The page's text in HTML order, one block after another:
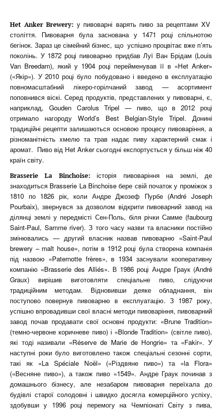
Het Anker Brewery: у пивоварні варять пиво за рецептами XV
століття. Пивоварня була заснована у 1471 році спільнотою
бегінок. Зараз це сімейний бізнес, що успішно процвітає вже п’ять
поколінь. У 1872 році пивоварню придбав Луї Ван Брідам (Louis
Van Breedam), який у 1904 році перейменував її в «Het Anker»
(«Якір»). У 2010 році було побудовано і введено в експлуатацію
повномасштабний лікеро-горілчаний завод — асортимент
поповнився віскі. Серед продуктів, представлених у пивоварні, є,
наприклад, Gouden Carolus Tripel — пиво, що в 2012 році
отримало нагороду World’s Best Belgian-Style Tripel. Донині
традиційні рецепти залишаються основою процесу пивоваріння, а
різноманітність хмелю та трав надає пиву характерний смак і
аромат. Пиво від Het Anker сьогодні експортується у більш ніж 40
країн світу.
Brasserie La Binchoise:історія пивоваріння на землі, де
знаходиться Brasserie La Binchoise бере свій початок у проміжок з
1810 по 1826 рік, коли Андре Джозеф Пурбе (André Joseph
Pourbaix), звернувся за дозволом відкрити пивоварний завод на
ділянці землі у передмісті Сен-Поль, біля річки Самме (faubourg
Saint-Paul, Samme river). З того часу назви та власники постійно
змінювались — другий власник назвав пивоварню «Saint-Paul
brewery – malt house», потім в 1912 році була створена компанія
під назвою «Paternotte frères», в 1934 заснували кооперативну
компанію «Brasserie des Alliés». В 1986 році Андре Граук (André
Graux) вирішив виготовляти спеціальне пиво, слідуючи
традиційним методам. Відновивши деяке обладнання, він
поступово повернув пивоварню в експлуатацію. З 1987 року,
успішно впровадивши свої власні методи пивоваріння, пивоварний
завод почав продавати свої основні продукти: «Brune Tradition»
(темно-червоне коричневе пиво) і «Blonde Tradition» (світле пиво),
які тоді називали «Réserve de Marie de Hongrie» та «Fakir». У
наступні роки було виготовлено також спеціальні сезонні сорти,
такі як «La Spéciale Noël» («Різдвяне пиво») та «la Flora»
(«Весняне пиво»), а також пиво «1549». Андре Граук починав з
домашнього бізнесу, але незабаром пивоварня переїхала до
будівлі старої солодовні і швидко досягла комерційного успіху,
здобувши у 1996 році перемогу на Чемпіонаті Світу з пива,